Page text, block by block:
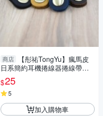
商店
【彤祐TongYu】瘋馬皮
日系簡約耳機捲線器捲線帶捲
線收納帶
$25
5
加入購物車